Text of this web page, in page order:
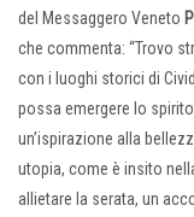
del Messaggero Veneto
che commenta: “Trovo
con i luoghi storici di
possa emergere lo
un’ispirazione alla
utopia, come è insito
allietare la serata, un